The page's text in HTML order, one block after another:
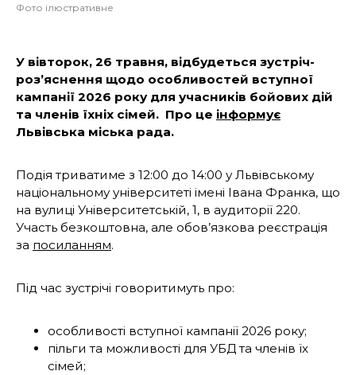
Фото ілюстративне
У вівторок, 26 травня, відбудеться зустріч-
роз’яснення щодо особливостей вступної
кампанії 2026 року для учасників бойових дій
та членів їхніх сімей. Про це інформує
Львівська міська рада.
Подія триватиме з 12:00 до 14:00 у Львівському
національному університеті імені Івана Франка, що
на вулиці Університетській, 1, в аудиторії 220.
Участь безкоштовна, але обов’язкова реєстрація
за посиланням.
Під час зустрічі говоритимуть про:
особливості вступної кампанії 2026 року;
пільги та можливості для УБД та членів їх
сімей;